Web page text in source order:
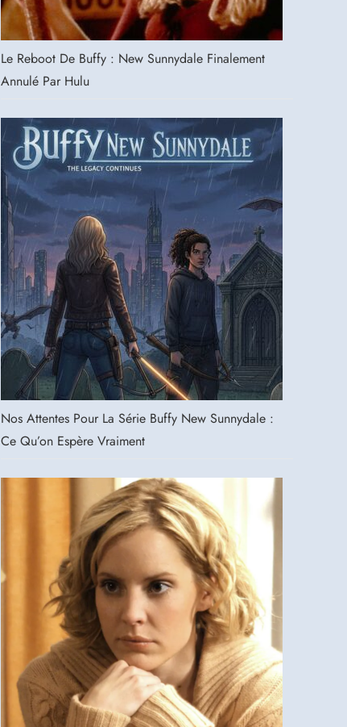
Le Reboot De Buffy : New Sunnydale Finalement
Annulé Par Hulu
Nos Attentes Pour La Série Buffy New Sunnydale :
Ce Qu’on Espère Vraiment